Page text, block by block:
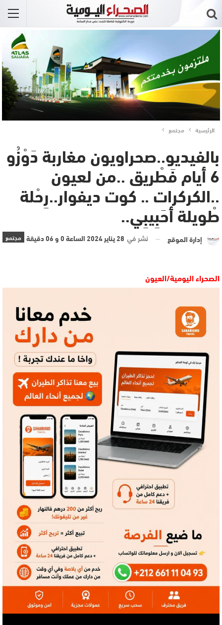
الرئيسية مجتمع
بالفيديو..صحراويون مغاربة دَوْزُو
6 أيام فَطْريق ..من لعيون
..الكركرات .. كوت ديفوار..رِحْلة
طْويلة أحَبِيبِي..
مجتمع إدارة الموقع نشر في 28 يناير 2024 الساعة 0 و 06 دقيقة
الصحراء اليومية/العيون